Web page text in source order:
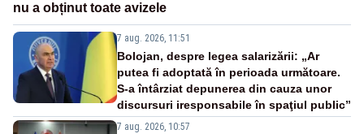
nu a obținut toate avizele
7 aug. 2026, 11:51
Bolojan, despre legea salarizării: „Ar
putea fi adoptată în perioada următoare.
S-a întârziat depunerea din cauza unor
discursuri iresponsabile în spaţiul public”
7 aug. 2026, 10:57